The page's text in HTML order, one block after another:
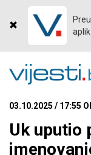
03.10.2025 / 17:55
Uk uputio